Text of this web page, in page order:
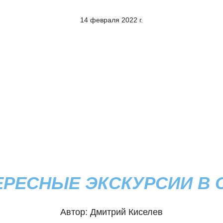
14 февраля 2022 г.
ЭКСКУРСИИ В
Автор: Дмитрий Киселев